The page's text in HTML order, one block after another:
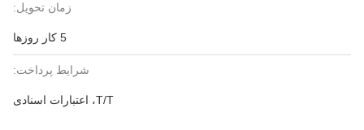
زمان تحویل:
5 کار روزها
شرایط پرداخت:
T/T، اعتبارات اسنادی